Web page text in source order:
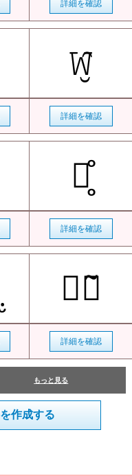
詳細を確認
𝚆̮̑
詳細を確認
儚̥̊
詳細を確認
翼⃝̃
詳細を確認
もっと見る